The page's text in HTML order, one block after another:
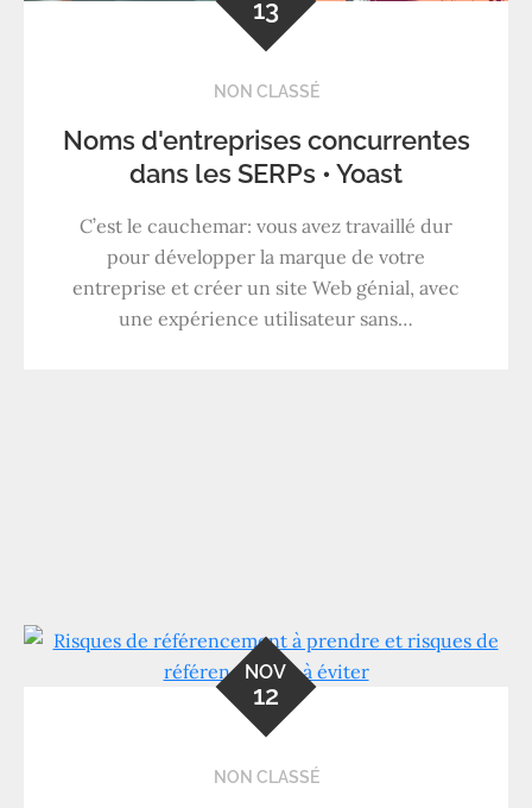
13
NON CLASSÉ
Noms d'entreprises concurrentes
dans les SERPs • Yoast
C’est le cauchemar: vous avez travaillé dur
pour développer la marque de votre
entreprise et créer un site Web génial, avec
une expérience utilisateur sans…
NOV
12
NON CLASSÉ